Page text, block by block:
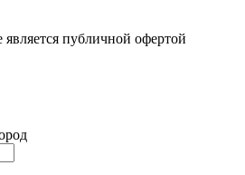
публичной офертой